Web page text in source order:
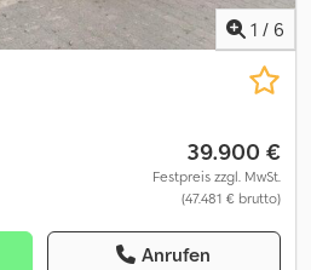
1 / 6
39.900 €
Festpreis zzgl. MwSt.
(47.481 € brutto)
Anrufen